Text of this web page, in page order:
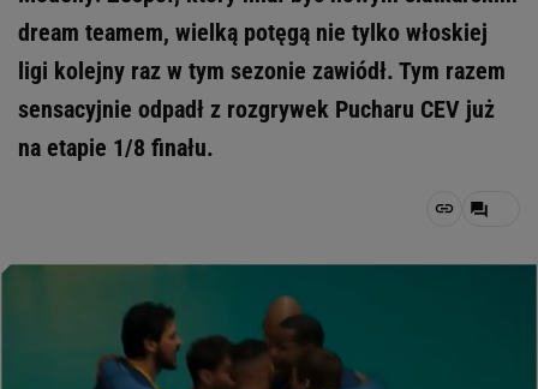
dream teamem, wielką potęgą nie tylko włoskiej
ligi kolejny raz w tym sezonie zawiódł. Tym razem
sensacyjnie odpadł z rozgrywek Pucharu CEV już
na etapie 1/8 finału.